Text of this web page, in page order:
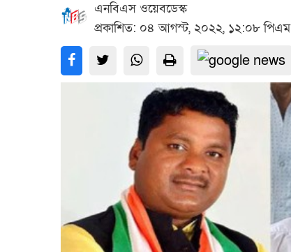
এনবিএস ওয়েবডেস্ক
প্রকাশিত: ০৪ আগস্ট, ২০২২, ১২:০৮ পিএম